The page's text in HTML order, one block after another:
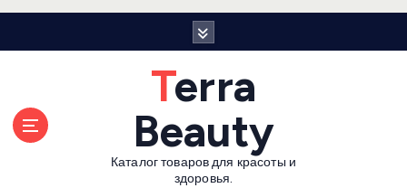
Terra
Beauty
Каталог товаров для красоты и
здоровья.